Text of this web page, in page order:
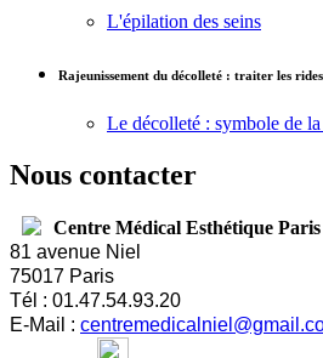
L'épilation des seins
Rajeunissement du décolleté : traiter les
Le décolleté : symbole de
Nous contacter
Centre Médical Esthétique Paris
81 avenue Niel
75017 Paris
Tél : 01.47.54.93.20
E-Mail :